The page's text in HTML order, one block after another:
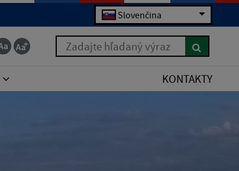
Slovenčina
Zadajte hľadaný výraz
KONTAKTY